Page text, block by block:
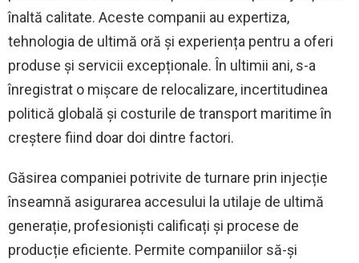
înaltă calitate. Aceste companii au expertiza,
tehnologia de ultimă oră și experiența pentru a oferi
produse și servicii excepționale. În ultimii ani, s-a
înregistrat o mișcare de relocalizare, incertitudinea
politică globală și costurile de transport maritime în
creștere fiind doar doi dintre factori.
Găsirea companiei potrivite de turnare prin injecție
înseamnă asigurarea accesului la utilaje de ultimă
generație, profesioniști calificați și procese de
producție eficiente. Permite companiilor să-și